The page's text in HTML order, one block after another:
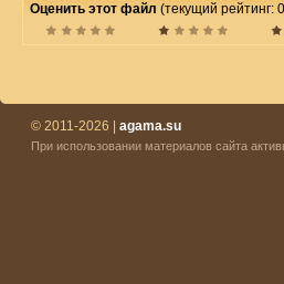
Оценить этот файл (текущий рейтинг:
© 2011-2026 | agama.su
При использовании материалов сайта